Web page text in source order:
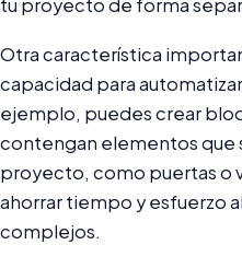
Otra característica
capacidad para
ejemplo, puedes crear
contengan elementos que
proyecto, como puertas o
ahorrar tiempo y esfuerzo
complejos.